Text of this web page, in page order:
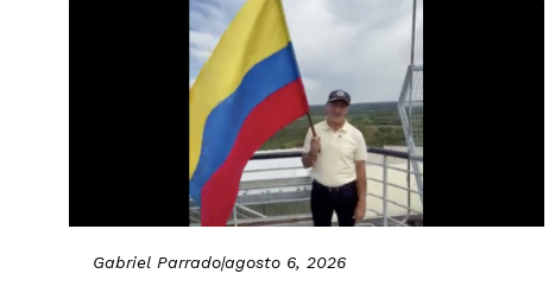
Gabriel Parrado|agosto 6, 2026